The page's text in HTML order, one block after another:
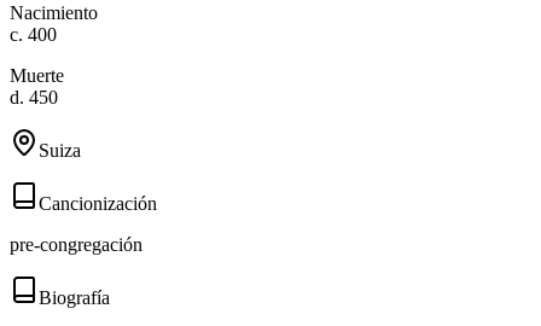
Nacimiento
c. 400
Muerte
d. 450
Suiza
Cancionización
pre-congregación
Biografía